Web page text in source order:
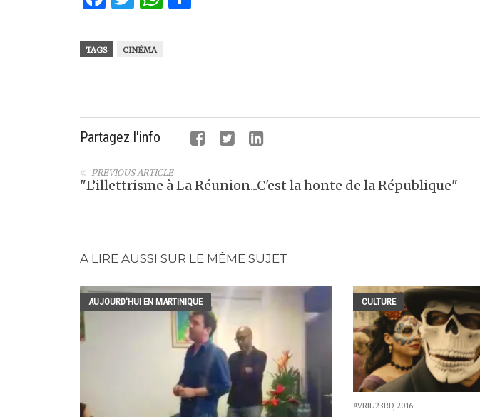
TAGS CINÉMA
Partagez l'info
PREVIOUS ARTICLE
"L’illettrisme à La Réunion...C'est la honte de la République"
A LIRE AUSSI SUR LE MÊME SUJET
AUJOURD'HUI EN MARTINIQUE CULTURE
AVRIL 23RD, 2016